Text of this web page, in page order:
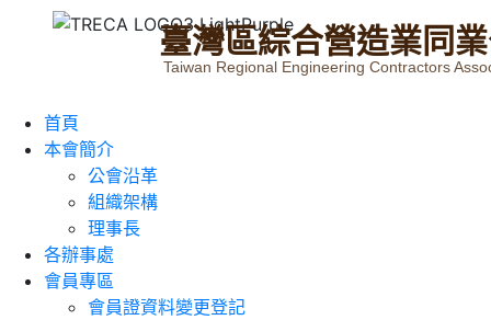
臺灣區綜合營造業同業
Taiwan Regional Engineering Contractors
首頁
本會簡介
公會沿革
組織架構
理事長
各辦事處
會員專區
會員證資料變更登記